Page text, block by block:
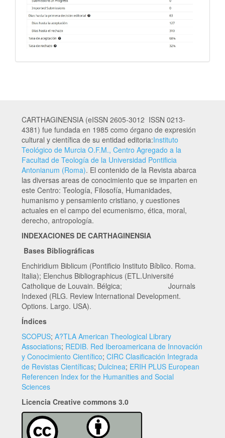
CARTHAGINENSIA (eISSN 2605-3012 ISSN 0213-
4381) fue fundada en 1985 como órgano de expresión
cultural y científica de su entidad editoria:Instituto
Teológico de Murcia O.F.M., Centro Agregado a la
Facultad de Teología de la Universidad Pontificia
Antonianum (Roma). El contenido de la Revista abarca
las diversas areas de conocimiento que se imparten en
este Centro: Teología, Filosofía, Humanidades,
humanismo y pensamiento cristiano, y cuestiones
actuales en el campo del ecumenismo, ética, moral,
derecho, antropología.
INDEXACIONES DE CARTHAGINENSIA
Bases Bibliográficas
Enchiridium Biblicum (Pontificio Instituto Bíblico. Roma.
Italia); Elenchus Bibliographicus (ETL.Université
Catholique de Louvain. Bélgica; Journals
Indexed (RLG. Review International Development.
Options. Largo. USA).
Índices
SCOPUS; A?TLA American Theological Library
Associations; REDIB. Red Iberoamericana de Innovación
y Conocimiento Científico; CIRC Clasificación Integrada
de Revistas Científicas; Dulcinea; ERIH PLUS European
Referencen Index for the Humanities and Social
Sciences
Licencia Creative commons 3.0